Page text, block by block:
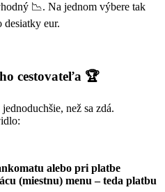
📉. Na jednom výbere tak
desiatky eur.
cestovateľa 🏆
než sa zdá.
alebo pri platbe
(miestnu) menu – teda platbu